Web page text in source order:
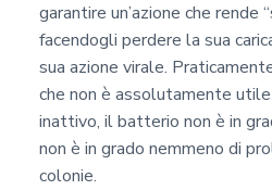
garantire un’azione che rende
facendogli perdere la sua
sua azione virale.
che non è assolutamente
inattivo, il batterio non è in
non è in grado nemmeno di
colonie.